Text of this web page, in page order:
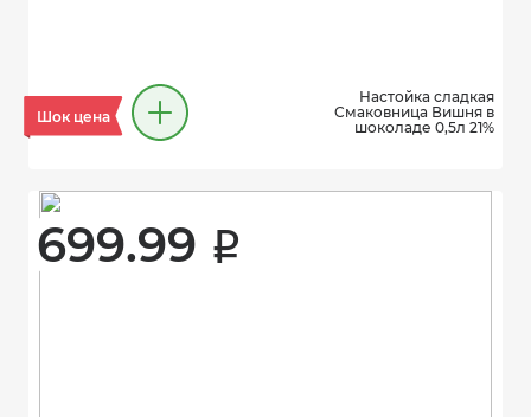
Шок цена
Настойка сладкая
Смаковница Вишня в
шоколаде 0,5л 21%
699.99 i